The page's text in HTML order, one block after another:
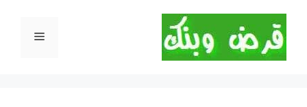
المحتوى
القائمة